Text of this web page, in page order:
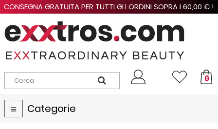
CONSEGNA GRATUITA PER TUTTI GLI ORDINI SOPRA I 60,00 € !
0
Navigazione
Toggle
Categorie